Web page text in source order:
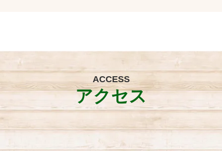
ACCESS
アクセス